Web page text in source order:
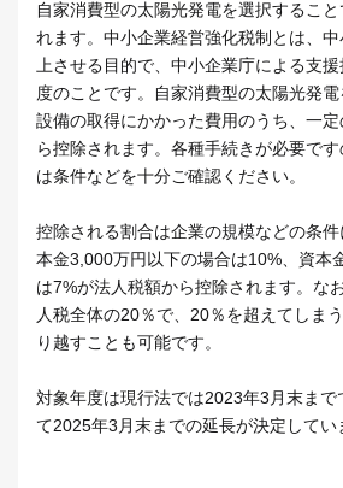
自家消費型の太陽光発電を選択するこ
れます。中小企業経営強化税制とは、
上させる目的で、中小企業庁による支
度のことです。自家消費型の太陽光発電
設備の取得にかかった費用のうち、一
ら控除されます。各種手続きが必要で
は条件などを十分ご確認ください。
控除される割合は企業の規模などの条
本金3,000万円以下の場合は10%、資本
は7%が法人税額から控除されます。な
人税全体の20％で、20％を超えてしま
り越すことも可能です。
対象年度は現行法では2023年3月末まで
て2025年3月末までの延長が決定してい